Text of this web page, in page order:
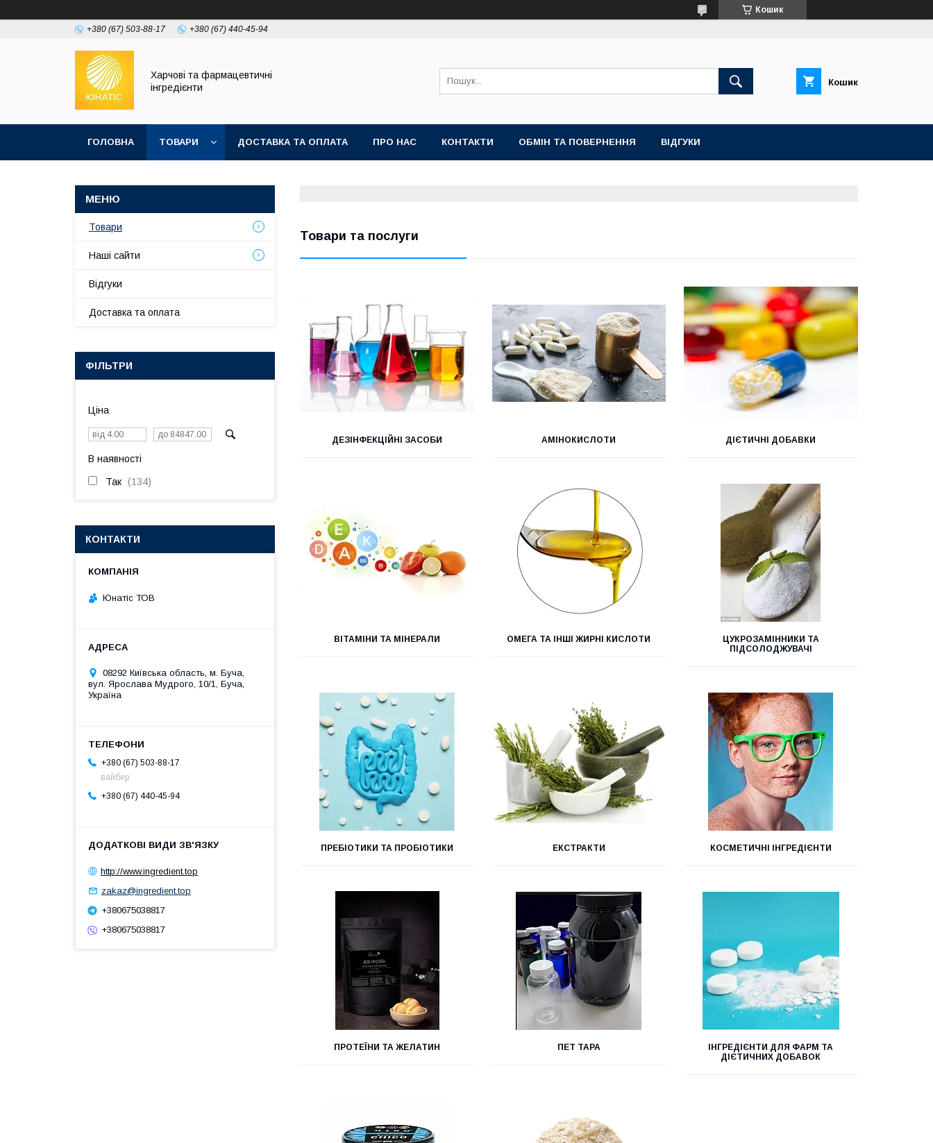
Кошик
+380 (67) 503-88-17 +380 (67) 440-45-94
Харчові та фармацевтичні
інгредієнти
Кошик
ГОЛОВНА ТОВАРИ ДОСТАВКА ТА ОПЛАТА ПРО НАС КОНТАКТИ ОБМІН ТА ПОВЕРНЕННЯ ВІДГУКИ
Товари та послуги
ДЕЗІНФЕКЦІЙНІ ЗАСОБИ АМІНОКИСЛОТИ ДІЄТИЧНІ ДОБАВКИ
ВІТАМІНИ ТА МІНЕРАЛИ ОМЕГА ТА ІНШІ ЖИРНІ КИСЛОТИ
ЦУКРОЗАМІННИКИ ТА
ПІДСОЛОДЖУВАЧІ
ПРЕБІОТИКИ ТА ПРОБІОТИКИ ЕКСТРАКТИ КОСМЕТИЧНІ ІНГРЕДІЄНТИ
ПРОТЕЇНИ ТА ЖЕЛАТИН ПЕТ ТАРА
ІНГРЕДІЄНТИ ДЛЯ ФАРМ ТА
ДІЄТИЧНИХ ДОБАВОК
Товари
Наші сайти
Відгуки
Доставка та оплата
ФІЛЬТРИ
Ціна
В наявності
Так 134
КОНТАКТИ
Юнатіс ТОВ
08292 Київська область, м. Буча,
вул. Ярослава Мудрого, 10/1, Буча,
Україна
+380 (67) 503-88-17
вайбер
+380 (67) 440-45-94
http://www.ingredient.top
zakaz@ingredient.top
+380675038817
+380675038817